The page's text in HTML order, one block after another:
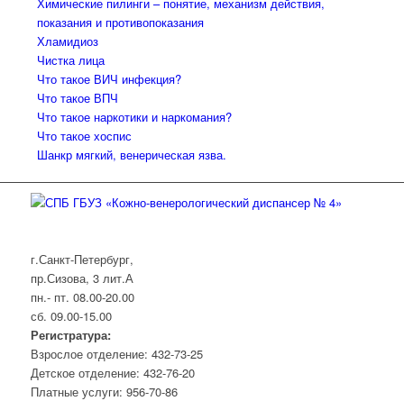
показания и противопоказания
Хламидиоз
Чистка лица
Что такое ВИЧ инфекция?
Что такое ВПЧ
Что такое наркотики и наркомания?
Что такое хоспис
Шанкр мягкий, венерическая язва.
г.Санкт-Петербург,
пр.Сизова, 3 лит.А
пн.- пт. 08.00-20.00
сб. 09.00-15.00
Регистратура:
Взрослое отделение: 432-73-25
Детское отделение: 432-76-20
Платные услуги: 956-70-86